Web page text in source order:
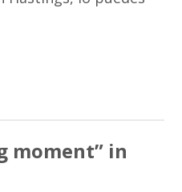
moment” in